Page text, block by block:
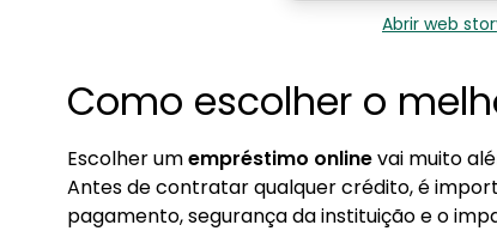
Abrir web
Como escolher o
Escolher umempréstimo onlinevai muito
Antes de contratar qualquer crédito, é
pagamento, segurança da instituição e o